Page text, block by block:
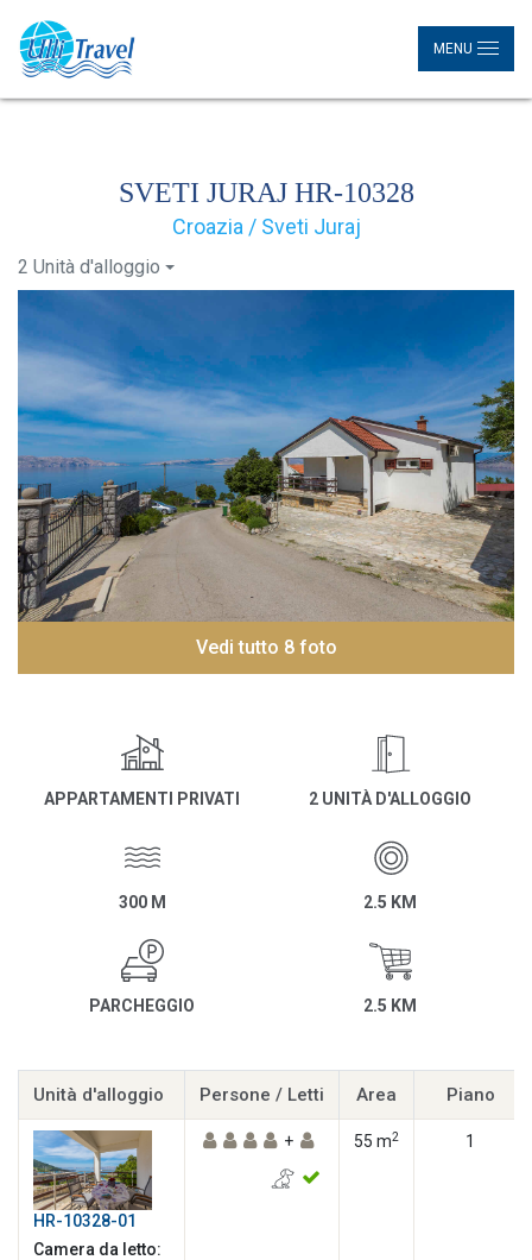
MENU
SVETI JURAJ HR-10328
Croazia / Sveti Juraj
2 Unità d'alloggio
Vedi tutto 8 foto
APPARTAMENTI PRIVATI 2 UNITÀ D'ALLOGGIO
300 M 2.5 KM
PARCHEGGIO 2.5 KM
Unità d'alloggio Persone / Letti Area Piano
HR-10328-01
Camera da letto:
+ 55 m2 1